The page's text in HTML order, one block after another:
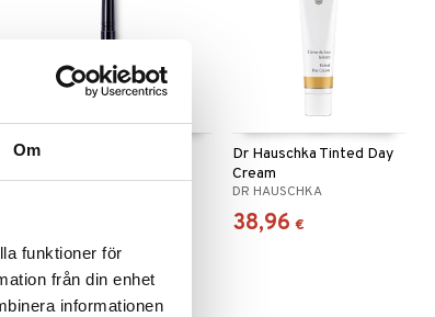
Om
funktioner för
från din enhet
informationen
Dr Hauschka Light
Dr Hauschka Tinted Day
Cream
DR HAUSCHKA
38,96 €